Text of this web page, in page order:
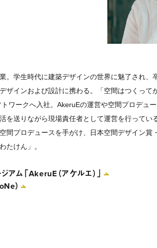
学生時代に建築デザインの世界に魅了され、
ザインおよび設計に携わる。「空間はつくって
ワークへ入社。AkeruEの運営や空間プロデュ
を送りながら現場責任者として運営を行ってい
間プロデュースを手がけ、日本空間デザイン賞
たけん」。
アム「AkeruE（アケルエ）」
）